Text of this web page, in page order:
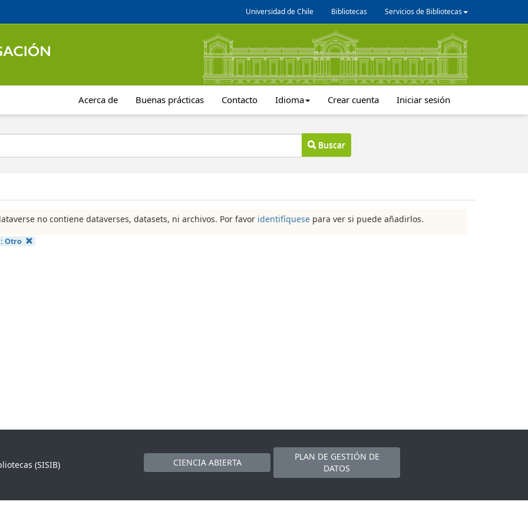
Universidad de Chile Bibliotecas Servicios de Bibliotecas
Acerca de Buenas prácticas Contacto Idioma Crear cuenta Iniciar sesión
Buscar
no contiene dataverses, datasets, ni archivos. Por favor identifíquese para ver si puede añadirlos.
Otro
(SISIB)
CIENCIA ABIERTA
PLAN DE GESTIÓN DE
DATOS